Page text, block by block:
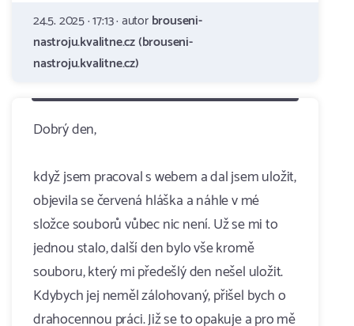
24.5. 2025 · 17:13 · autorbrouseni-
nastroju.kvalitne.cz (brouseni-
nastroju.kvalitne.cz)
Dobrý den,
když jsem pracoval s webem a dal jsem uložit,
objevila se červená hláška a náhle v mé
složce souborů vůbec nic není. Už se mi to
jednou stalo, další den bylo vše kromě
souboru, který mi předešlý den nešel uložit.
Kdybych jej neměl zálohovaný, přišel bych o
drahocennou práci. Již se to opakuje a pro mě